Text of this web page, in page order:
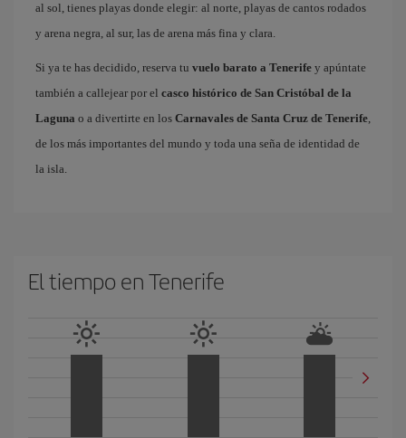
al sol, tienes playas donde elegir: al norte, playas de cantos rodados
y arena negra, al sur, las de arena más fina y clara.
Si ya te has decidido, reserva tu vuelo barato a Tenerife y apúntate
también a callejear por el casco histórico de San Cristóbal de la
Laguna o a divertirte en los Carnavales de Santa Cruz de Tenerife,
de los más importantes del mundo y toda una seña de identidad de
la isla.
El tiempo en Tenerife